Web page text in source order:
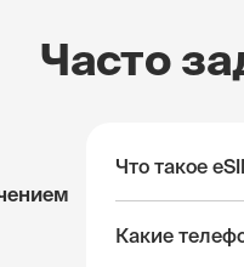
Часто
Что такое
Какие